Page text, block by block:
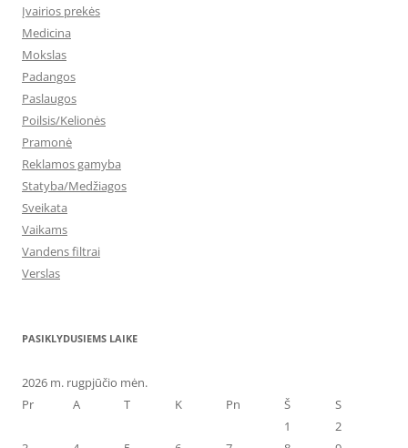
Įvairios prekės
Medicina
Mokslas
Padangos
Paslaugos
Poilsis/Kelionės
Pramonė
Reklamos gamyba
Statyba/Medžiagos
Sveikata
Vaikams
Vandens filtrai
Verslas
PASIKLYDUSIEMS LAIKE
2026 m. rugpjūčio mėn.
Pr
A T K Pn Š
S
1
2